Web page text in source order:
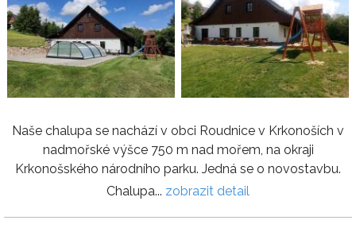
Naše chalupa se nachází v obci Roudnice v Krkonoších v
nadmořské výšce 750 m nad mořem, na okraji
Krkonošského národního parku. Jedná se o novostavbu.
Chalupa... zobrazit detail